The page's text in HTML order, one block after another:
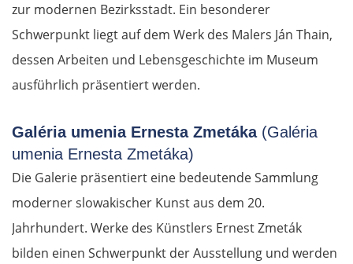
zur modernen Bezirksstadt. Ein besonderer
Schwerpunkt liegt auf dem Werk des Malers Ján Thain,
dessen Arbeiten und Lebensgeschichte im Museum
ausführlich präsentiert werden.
Galéria umenia Ernesta Zmetáka(Galéria
umenia Ernesta Zmetáka)
Die Galerie präsentiert eine bedeutende Sammlung
moderner slowakischer Kunst aus dem 20.
Jahrhundert. Werke des Künstlers Ernest Zmeták
bilden einen Schwerpunkt der Ausstellung und werden